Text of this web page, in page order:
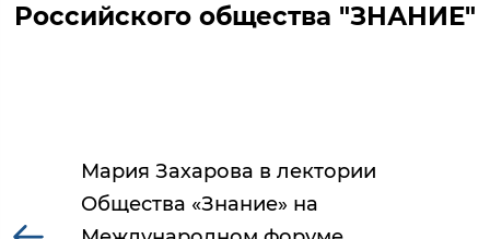
Российского общества "ЗНАНИЕ"
Мария Захарова в лектории
Общества «Знание» на